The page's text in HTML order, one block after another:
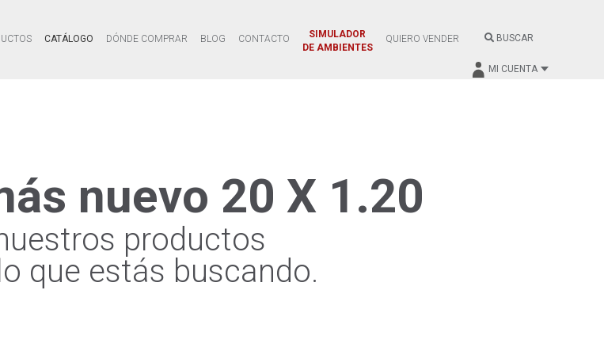
CATÁLOGO DÓNDE COMPRAR BLOG CONTACTO
SIMULADOR
DE AMBIENTES
QUIERO VENDER BUSCAR
MI CUENTA
nuevo 20 X 1.20
productos
que estás buscando.